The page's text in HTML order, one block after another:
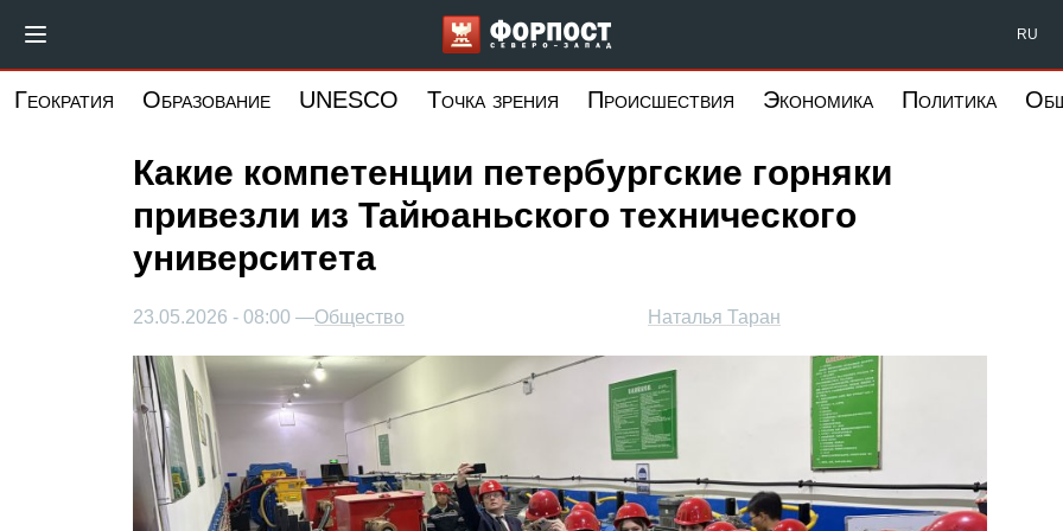
основному
Форпост Северо-Запад RU
Геократия Образование UNESCO Точка зрения Происшествия Экономика Политика
Какие компетенции петербургские горняки
привезли из Тайюаньского технического
университета
Наталья Таран
23.05.2026 - 08:00 —Общество